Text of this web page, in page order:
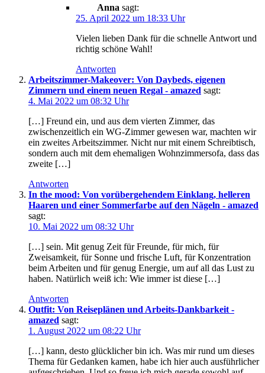
Anna sagt:
25. April 2022 um 18:33 Uhr
Vielen lieben Dank für die schnelle Antwort und
richtig schöne Wahl!
Antworten
Arbeitszimmer-Makeover: Von Daybeds, eigenen
Zimmern und einem neuen Regal - amazed sagt:
4. Mai 2022 um 08:32 Uhr
[…] Freund ein, und aus dem vierten Zimmer, das
zwischenzeitlich ein WG-Zimmer gewesen war, machten wir
ein zweites Arbeitszimmer. Nicht nur mit einem Schreibtisch,
sondern auch mit dem ehemaligen Wohnzimmersofa, dass das
zweite […]
Antworten
In the mood: Von vorübergehendem Einklang, helleren
Haaren und einer Sommerfarbe auf den Nägeln - amazed
sagt:
10. Mai 2022 um 08:32 Uhr
[…] sein. Mit genug Zeit für Freunde, für mich, für
Zweisamkeit, für Sonne und frische Luft, für Konzentration
beim Arbeiten und für genug Energie, um auf all das Lust zu
haben. Natürlich weiß ich: Wie immer ist diese […]
Antworten
Outfit: Von Reiseplänen und Arbeits-Dankbarkeit -
amazed sagt:
1. August 2022 um 08:22 Uhr
[…] kann, desto glücklicher bin ich. Was mir rund um dieses
Thema für Gedanken kamen, habe ich hier auch ausführlicher